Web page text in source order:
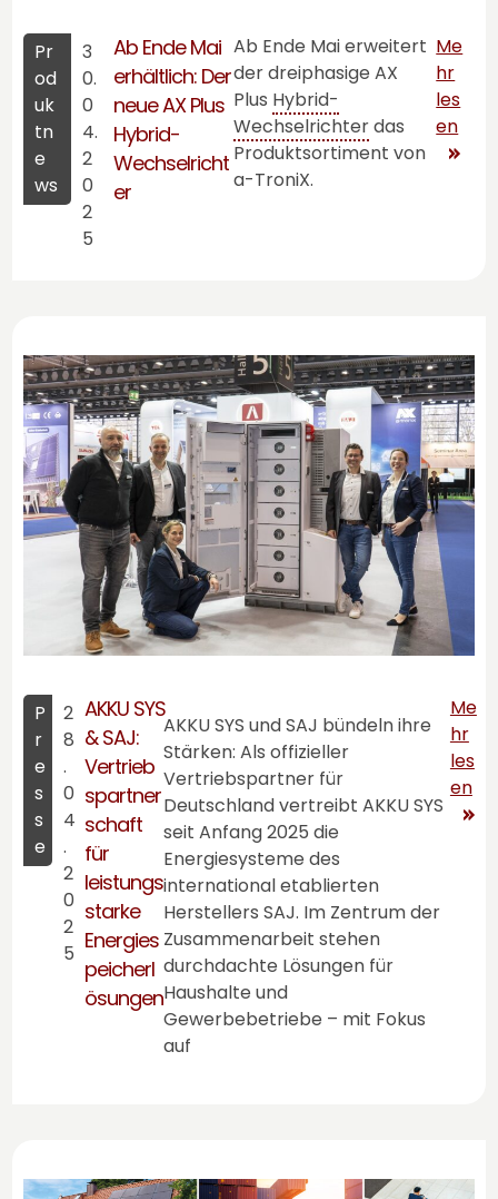
Pr
od
uk
tn
e
ws
3
0.
0
4.
2
0
2
5
Ab Ende Mai
erhältlich: Der
neue AX Plus
Hybrid-
Wechselricht
er
Ab Ende Mai erweitert
der dreiphasige AX
Plus Hybrid-
Wechselrichterdas
Produktsortiment von
a-TroniX.
Me
hr
les
en
P
r
e
s
s
e
2
8
.
0
4
.
2
0
2
5
AKKU SYS
& SAJ:
Vertrieb
spartner
schaft
für
leistungs
starke
Energies
peicherl
ösungen
AKKU SYS und SAJ bündeln ihre
Stärken: Als offizieller
Vertriebspartner für
Deutschland vertreibtAKKU SYS
seit Anfang 2025 die
Energiesysteme des
international etablierten
Herstellers SAJ. Im Zentrum der
Zusammenarbeit stehen
durchdachte Lösungen für
Haushalte und
Gewerbebetriebe – mit Fokus
auf
Me
hr
les
en